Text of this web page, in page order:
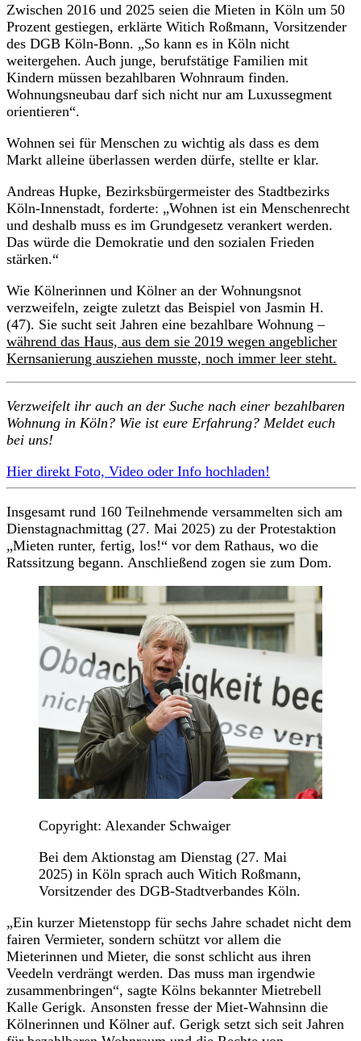
Zwischen 2016 und 2025 seien die Mieten in Köln um 50
Prozent gestiegen, erklärte Witich Roßmann, Vorsitzender
des DGB Köln-Bonn. „So kann es in Köln nicht
weitergehen. Auch junge, berufstätige Familien mit
Kindern müssen bezahlbaren Wohnraum finden.
Wohnungsneubau darf sich nicht nur am Luxussegment
orientieren“.
Wohnen sei für Menschen zu wichtig als dass es dem
Markt alleine überlassen werden dürfe, stellte er klar.
Andreas Hupke, Bezirksbürgermeister des Stadtbezirks
Köln-Innenstadt, forderte: „Wohnen ist ein Menschenrecht
und deshalb muss es im Grundgesetz verankert werden.
Das würde die Demokratie und den sozialen Frieden
stärken.“
Wie Kölnerinnen und Kölner an der Wohnungsnot
verzweifeln, zeigte zuletzt das Beispiel von Jasmin H.
(47). Sie sucht seit Jahren eine bezahlbare Wohnung –
während das Haus, aus dem sie 2019 wegen angeblicher
Kernsanierung ausziehen musste, noch immer leer steht.
Verzweifelt ihr auch an der Suche nach einer bezahlbaren
Wohnung in Köln? Wie ist eure Erfahrung? Meldet euch
bei uns!
Hier direkt Foto, Video oder Info hochladen!
Insgesamt rund 160 Teilnehmende versammelten sich am
Dienstagnachmittag (27. Mai 2025) zu der Protestaktion
„Mieten runter, fertig, los!“ vor dem Rathaus, wo die
Ratssitzung begann. Anschließend zogen sie zum Dom.
Copyright: Alexander Schwaiger
Bei dem Aktionstag am Dienstag (27. Mai
2025) in Köln sprach auch Witich Roßmann,
Vorsitzender des DGB-Stadtverbandes Köln.
„Ein kurzer Mietenstopp für sechs Jahre schadet nicht dem
fairen Vermieter, sondern schützt vor allem die
Mieterinnen und Mieter, die sonst schlicht aus ihren
Veedeln verdrängt werden. Das muss man irgendwie
zusammenbringen“, sagte Kölns bekannter Mietrebell
Kalle Gerigk. Ansonsten fresse der Miet-Wahnsinn die
Kölnerinnen und Kölner auf. Gerigk setzt sich seit Jahren